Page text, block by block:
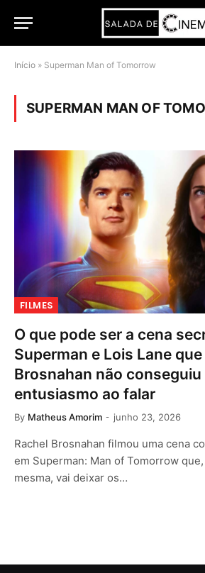
Início » Superman Man of Tomorrow
SUPERMAN MAN OF
FILMES
O que pode ser a cena
Superman e Lois Lane que
Brosnahan não
entusiasmo ao falar
By Matheus Amorim junho 23, 2026
Rachel Brosnahan filmou uma cena
em Superman: Man of Tomorrow
mesma, vai deixar os…